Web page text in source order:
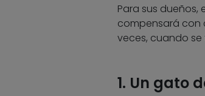
Para sus dueños,
compensará con
veces, cuando se
1. Un gato